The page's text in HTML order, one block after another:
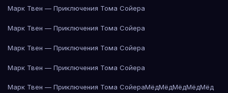
Марк Твен — Приключения Тома Сойера
Марк Твен — Приключения Тома Сойера
Марк Твен — Приключения Тома Сойера
Марк Твен — Приключения Тома Сойера
Марк Твен — Приключения Тома СойераМёдМёдМёдМёдМёд